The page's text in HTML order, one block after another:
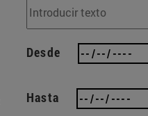
Desde
Hasta